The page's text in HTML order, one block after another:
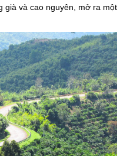
già và cao nguyên, mở ra một